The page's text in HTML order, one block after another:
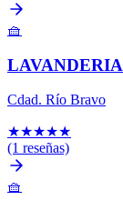
🧺
Cdad. Río Bravo
★★★★★
(1 reseñas)
🧺